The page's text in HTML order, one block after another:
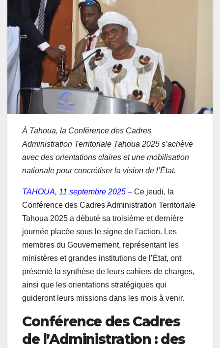
À Tahoua, la Conférence des Cadres
Administration Territoriale Tahoua 2025 s’achève
avec des orientations claires et une mobilisation
nationale pour concrétiser la vision de l’État.
TAHOUA, 11 septembre 2025 – Ce jeudi, la
Conférence des Cadres Administration Territoriale
Tahoua 2025 a débuté sa troisième et dernière
journée placée sous le signe de l’action. Les
membres du Gouvernement, représentant les
ministères et grandes institutions de l’État, ont
présenté la synthèse de leurs cahiers de charges,
ainsi que les orientations stratégiques qui
guideront leurs missions dans les mois à venir.
Conférence des Cadres
de l’Administration : des